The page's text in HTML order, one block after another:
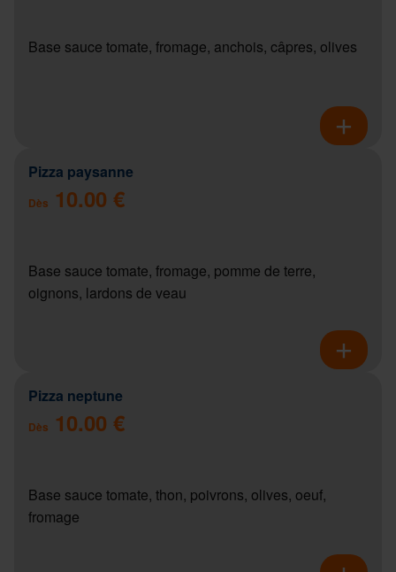
Base sauce tomate, fromage, anchois, câpres, olives
Pizza paysanne
Dès 10.00 €
Base sauce tomate, fromage, pomme de terre,
oignons, lardons de veau
Pizza neptune
Dès 10.00 €
Base sauce tomate, thon, poivrons, olives, oeuf,
fromage